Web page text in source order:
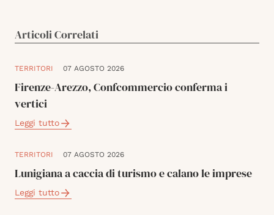
Articoli Correlati
TERRITORI 07 AGOSTO 2026
Firenze-Arezzo, Confcommercio conferma i
vertici
Leggi tutto
TERRITORI 07 AGOSTO 2026
Lunigiana a caccia di turismo e calano le imprese
Leggi tutto